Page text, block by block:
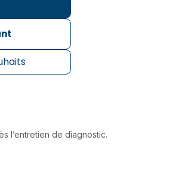
l’entretien de diagnostic.